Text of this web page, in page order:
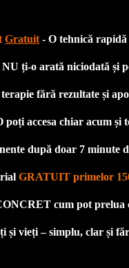
Gratuit - O tehnică rapidă
ți-o arată niciodată și
fără rezultate și
poți accesa chiar acum și
după doar 7 minute
GRATUIT primelor
cum pot prelua
și vieți – simplu, clar și